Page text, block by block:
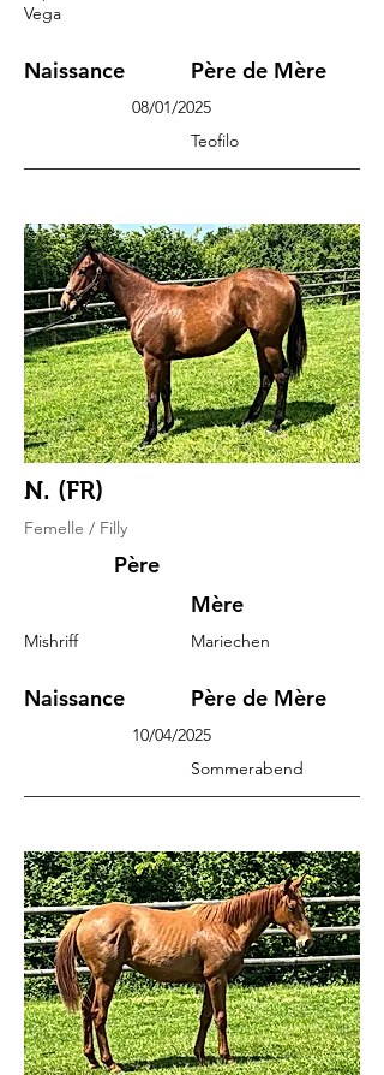
Vega
Naissance Père de Mère
08/01/2025
Teofilo
N. (FR)
Femelle / Filly
Père
Mère
Mishriff
Naissance
Mariechen
Père de Mère
10/04/2025
Sommerabend